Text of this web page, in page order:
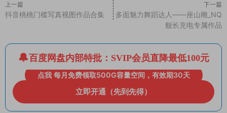
上一篇
抖音桃桃门槛写真视图作品合集
下一篇
多面魅力舞蹈达人——座山雕_NQ
舰长充电专属作品
百度网盘内部特批：SVIP会员直降最低100元
点我 每月免费领取500G容量空间，有效期30天
立即开通（先到先得）